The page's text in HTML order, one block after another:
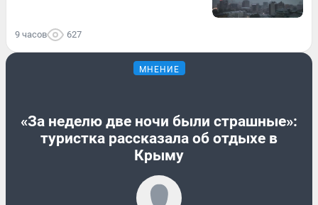
9 часов 627
МНЕНИЕ
«За неделю две ночи были страшные»:
туристка рассказала об отдыхе в
Крыму